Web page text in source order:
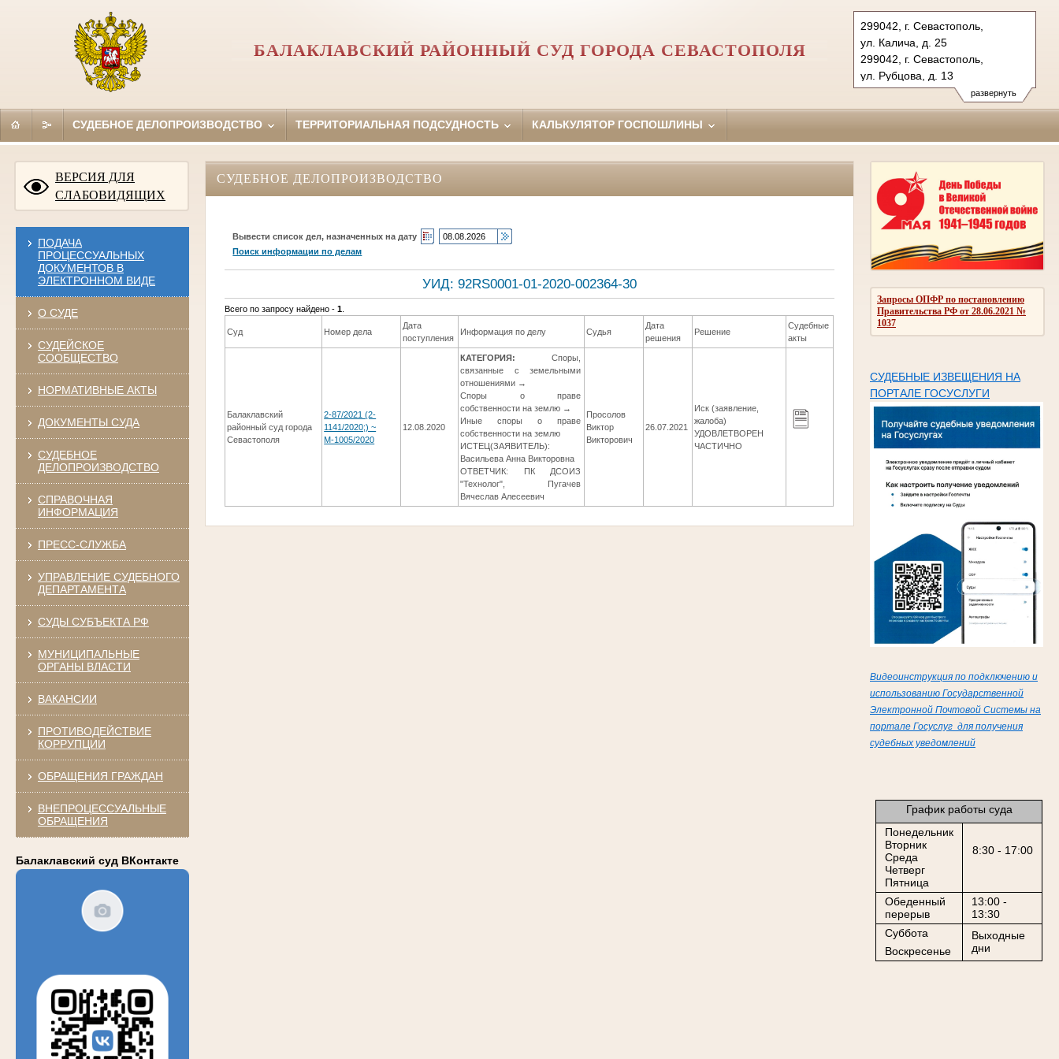
развернуть
299042, г. Севастополь,
ул. Калича, д. 25
299042, г. Севастополь,
ул. Рубцова, д. 13
Тел.: (8692) 63-74-54
balaklavskiy.sev@sudrf.ru
БАЛАКЛАВСКИЙ РАЙОННЫЙ СУД ГОРОДА СЕВАСТОПОЛЯ
СУДЕБНОЕ ДЕЛОПРОИЗВОДСТВО ТЕРРИТОРИАЛЬНАЯ ПОДСУДНОСТЬ КАЛЬКУЛЯТОР ГОСПОШЛИНЫ
ВЕРСИЯ ДЛЯ
СЛАБОВИДЯЩИХ
ПОДАЧА
ПРОЦЕССУАЛЬНЫХ
ДОКУМЕНТОВ В
ЭЛЕКТРОННОМ ВИДЕ
О СУДЕ
СУДЕЙСКОЕ
СООБЩЕСТВО
НОРМАТИВНЫЕ АКТЫ
ДОКУМЕНТЫ СУДА
СУДЕБНОЕ
ДЕЛОПРОИЗВОДСТВО
СПРАВОЧНАЯ
ИНФОРМАЦИЯ
ПРЕСС-СЛУЖБА
УПРАВЛЕНИЕ СУДЕБНОГО
ДЕПАРТАМЕНТА
СУДЫ СУБЪЕКТА РФ
МУНИЦИПАЛЬНЫЕ
ОРГАНЫ ВЛАСТИ
ВАКАНСИИ
ПРОТИВОДЕЙСТВИЕ
КОРРУПЦИИ
ОБРАЩЕНИЯ ГРАЖДАН
ВНЕПРОЦЕССУАЛЬНЫЕ
ОБРАЩЕНИЯ
Балаклавский суд ВКонтакте
Запросы ОПФР по постановлению
Правительства РФ от 28.06.2021 №
1037
СУДЕБНЫЕ ИЗВЕЩЕНИЯ НА
ПОРТАЛЕ ГОСУСЛУГИ
Видеоинструкция по подключению и
использованию Государственной
Электронной Почтовой Системы на
портале Госуслуг для получения
судебных уведомлений
График работы суда
Понедельник
Вторник
Среда
Четверг
Пятница
8:30 - 17:00
Обеденный
перерыв
13:00 -
13:30
Суббота
Воскресенье
Выходные
дни
СУДЕБНОЕ ДЕЛОПРОИЗВОДСТВО
Вывести список дел, назначенных на дату
Поиск информации по делам
УИД: 92RS0001-01-2020-002364-30
Всего по запросу найдено -1
Суд Номер дела
Дата
поступления
Информация по делу Судья
Дата
решения
Решение
Судебные
акты
Балаклавский
районный суд города
Севастополя
2-87/2021 (2-
1141/2020;) ~
М-1005/2020
12.08.2020
КАТЕГОРИЯ: Споры,
связанные с земельными
отношениями →
Споры о праве
собственности на землю →
Иные споры о праве
собственности на землю
ИСТЕЦ(ЗАЯВИТЕЛЬ):
Васильева Анна Викторовна
ОТВЕТЧИК: ПК ДСОИЗ
"Технолог", Пугачев
Вячеслав Алесеевич
Просолов
Виктор
Викторович
26.07.2021
Иск (заявление,
жалоба)
УДОВЛЕТВОРЕН
ЧАСТИЧНО